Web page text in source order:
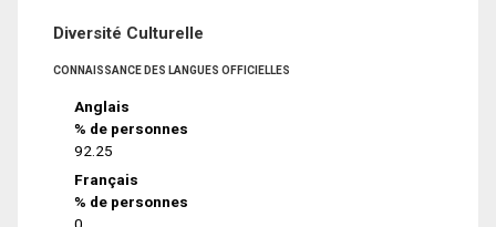
Diversité Culturelle
CONNAISSANCE DES LANGUES OFFICIELLES
Anglais
% de personnes
92.25
Français
% de personnes